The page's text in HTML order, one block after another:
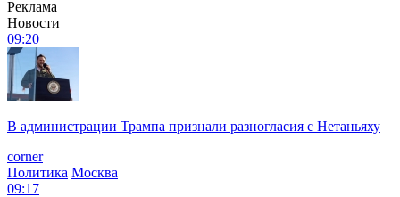
Реклама
Новости
09:20
В администрации Трампа признали разногласия с Нетаньяху
corner
Политика Москва
09:17